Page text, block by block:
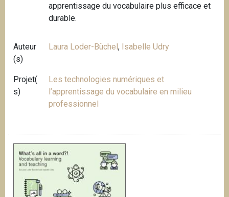
apprentissage du vocabulaire plus efficace et
durable.
Auteur
(s)
Laura Loder-Büchel, Isabelle Udry
Projet(
s)
Les technologies numériques et
l’apprentissage du vocabulaire en milieu
professionnel